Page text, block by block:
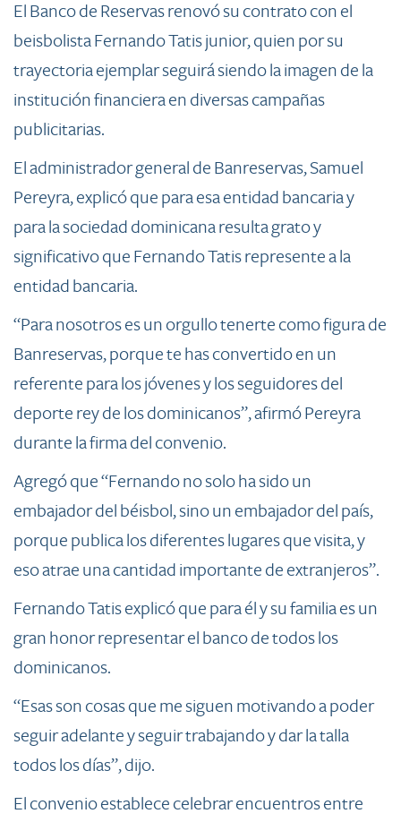
El Banco de Reservas renovó su contrato con el
beisbolista Fernando Tatis junior, quien por su
trayectoria ejemplar seguirá siendo la imagen de la
institución financiera en diversas campañas
publicitarias.
​El administrador general de Banreservas, Samuel
Pereyra, explicó que para esa entidad bancaria y
para la sociedad dominicana resulta grato y
significativo que Fernando Tatis represente a la
entidad bancaria.
“Para nosotros es un orgullo tenerte como figura d​e
Banreservas, porque te has convertido en un
referente para los jóvenes y los seguidores del
deporte rey de los dominicanos”, afirmó Pereyra
durante la firma del convenio.
Agregó que “Fernando no solo ha sido un
embajador del béisbol, sino un embajador del país,
porque publica los diferentes lugares que visita, y
eso atrae una cantidad importante de extranjeros”.
Fernando Tatis explicó que para él y su familia es un
gran honor representar el banco de todos los
dominicanos.
“Esas son cosas que me siguen motivando a poder
seguir adelante y seguir trabajando y dar la talla
todos los días”, dijo.
El convenio establece celebrar encuentros entre